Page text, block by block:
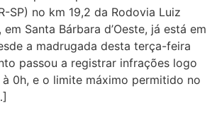
SP) no km 19,2 da Rodovia Luiz
Santa Bárbara d’Oeste, já está em
a madrugada desta terça-feira
passou a registrar infrações logo
0h, e o limite máximo permitido no